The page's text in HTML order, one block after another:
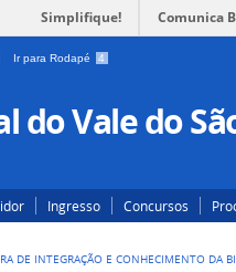
Simplifique! Comunica
Ir para Rodapé 4
do Vale do
Ingresso Concursos
DE INTEGRAÇÃO E CONHECIMENTO DA